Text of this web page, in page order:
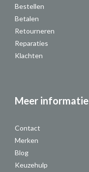
Bestellen
Betalen
Retourneren
Reparaties
Klachten
Meer informatie
Contact
Merken
Blog
Keuzehulp